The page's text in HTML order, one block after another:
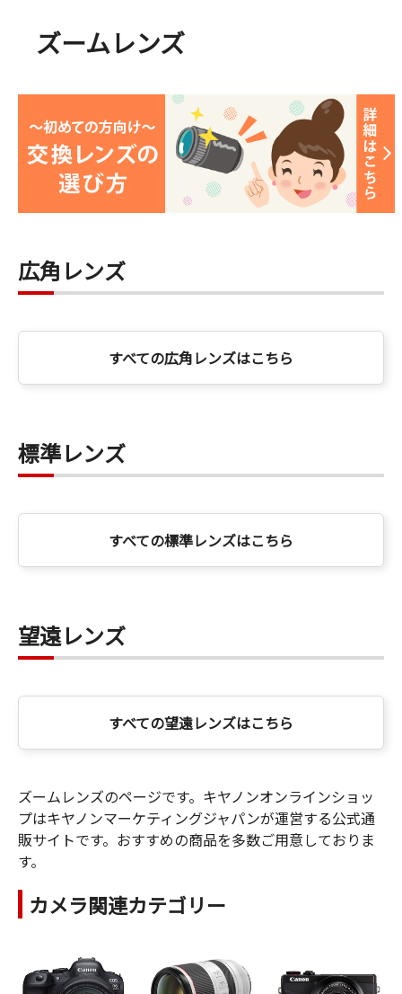
ズームレンズ
広角レンズ
すべての広角レンズはこちら
標準レンズ
すべての標準レンズはこちら
望遠レンズ
すべての望遠レンズはこちら
ズームレンズのページです。キヤノンオンラインショッ
プはキヤノンマーケティングジャパンが運営する公式通
販サイトです。おすすめの商品を多数ご用意しておりま
す。
カメラ関連カテゴリー